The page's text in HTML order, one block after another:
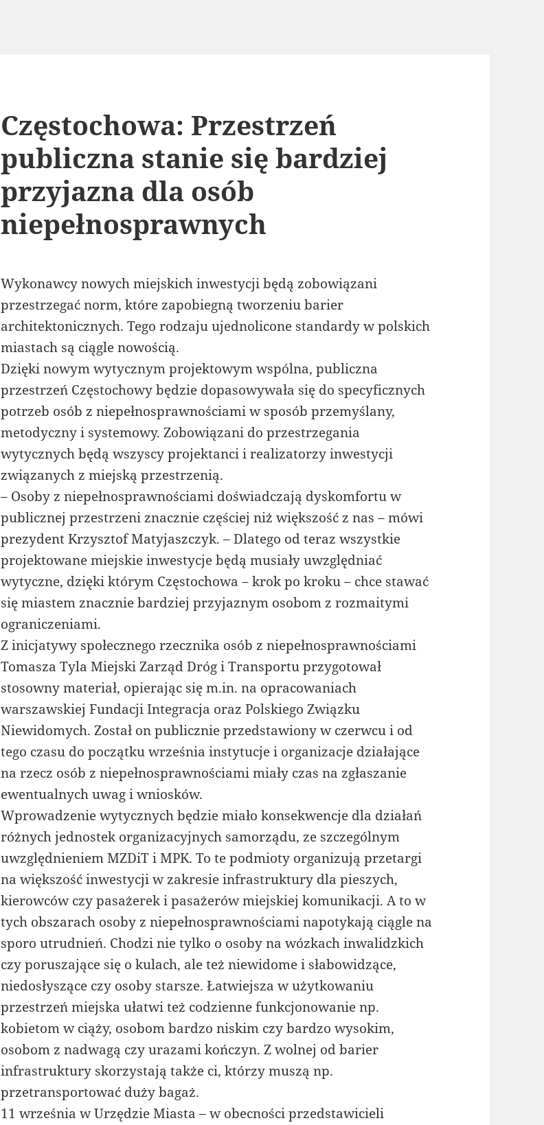
Częstochowa: Przestrzeń
publiczna stanie się bardziej
przyjazna dla osób
niepełnosprawnych
Wykonawcy nowych miejskich inwestycji będą zobowiązani
przestrzegać norm, które zapobiegną tworzeniu barier
architektonicznych. Tego rodzaju ujednolicone standardy w polskich
miastach są ciągle nowością.
Dzięki nowym wytycznym projektowym wspólna, publiczna
przestrzeń Częstochowy będzie dopasowywała się do specyficznych
potrzeb osób z niepełnosprawnościami w sposób przemyślany,
metodyczny i systemowy. Zobowiązani do przestrzegania
wytycznych będą wszyscy projektanci i realizatorzy inwestycji
związanych z miejską przestrzenią.
– Osoby z niepełnosprawnościami doświadczają dyskomfortu w
publicznej przestrzeni znacznie częściej niż większość z nas – mówi
prezydent Krzysztof Matyjaszczyk. – Dlatego od teraz wszystkie
projektowane miejskie inwestycje będą musiały uwzględniać
wytyczne, dzięki którym Częstochowa – krok po kroku – chce stawać
się miastem znacznie bardziej przyjaznym osobom z rozmaitymi
ograniczeniami.
Z inicjatywy społecznego rzecznika osób z niepełnosprawnościami
Tomasza Tyla Miejski Zarząd Dróg i Transportu przygotował
stosowny materiał, opierając się m.in. na opracowaniach
warszawskiej Fundacji Integracja oraz Polskiego Związku
Niewidomych. Został on publicznie przedstawiony w czerwcu i od
tego czasu do początku września instytucje i organizacje działające
na rzecz osób z niepełnosprawnościami miały czas na zgłaszanie
ewentualnych uwag i wniosków.
Wprowadzenie wytycznych będzie miało konsekwencje dla działań
różnych jednostek organizacyjnych samorządu, ze szczególnym
uwzględnieniem MZDiT i MPK. To te podmioty organizują przetargi
na większość inwestycji w zakresie infrastruktury dla pieszych,
kierowców czy pasażerek i pasażerów miejskiej komunikacji. A to w
tych obszarach osoby z niepełnosprawnościami napotykają ciągle na
sporo utrudnień. Chodzi nie tylko o osoby na wózkach inwalidzkich
czy poruszające się o kulach, ale też niewidome i słabowidzące,
niedosłyszące czy osoby starsze. Łatwiejsza w użytkowaniu
przestrzeń miejska ułatwi też codzienne funkcjonowanie np.
kobietom w ciąży, osobom bardzo niskim czy bardzo wysokim,
osobom z nadwagą czy urazami kończyn. Z wolnej od barier
infrastruktury skorzystają także ci, którzy muszą np.
przetransportować duży bagaż.
11 września w Urzędzie Miasta – w obecności przedstawicieli